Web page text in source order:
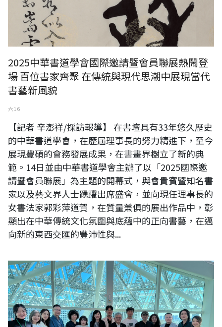
2025中華書道學會國際邀請暨會員聯展熱鬧登
場 百位書家齊聚 在傳統與現代思潮中展現當代
書藝新風貌
六 16
【記者 辛澎祥/採訪報導】 在書壇具有33年悠久歷史
的中華書道學會，在歷屆理事長的努力精進下，至今
展現豐碩的會務發展成果，在書畫界樹立了新的典
範。14日並由中華書道學會主辦了以「2025國際邀
請暨會員聯展」為主題的開幕式，與會貴賓暨知名書
家以及藝文界人士踴躍出席盛會，並向現任理事長的
女書法家郭彩萍道賀，在質量兼俱的展出作品中，彰
顯出在中華傳統文化氛圍與底蘊中的正向書藝，在邁
向新的東西交匯的豐沛性與...
台南市美術館董事 蘇奕榮於【乘載生命之無限-lnfinite Carriers of Life】
新器皿藝術聯展致詞